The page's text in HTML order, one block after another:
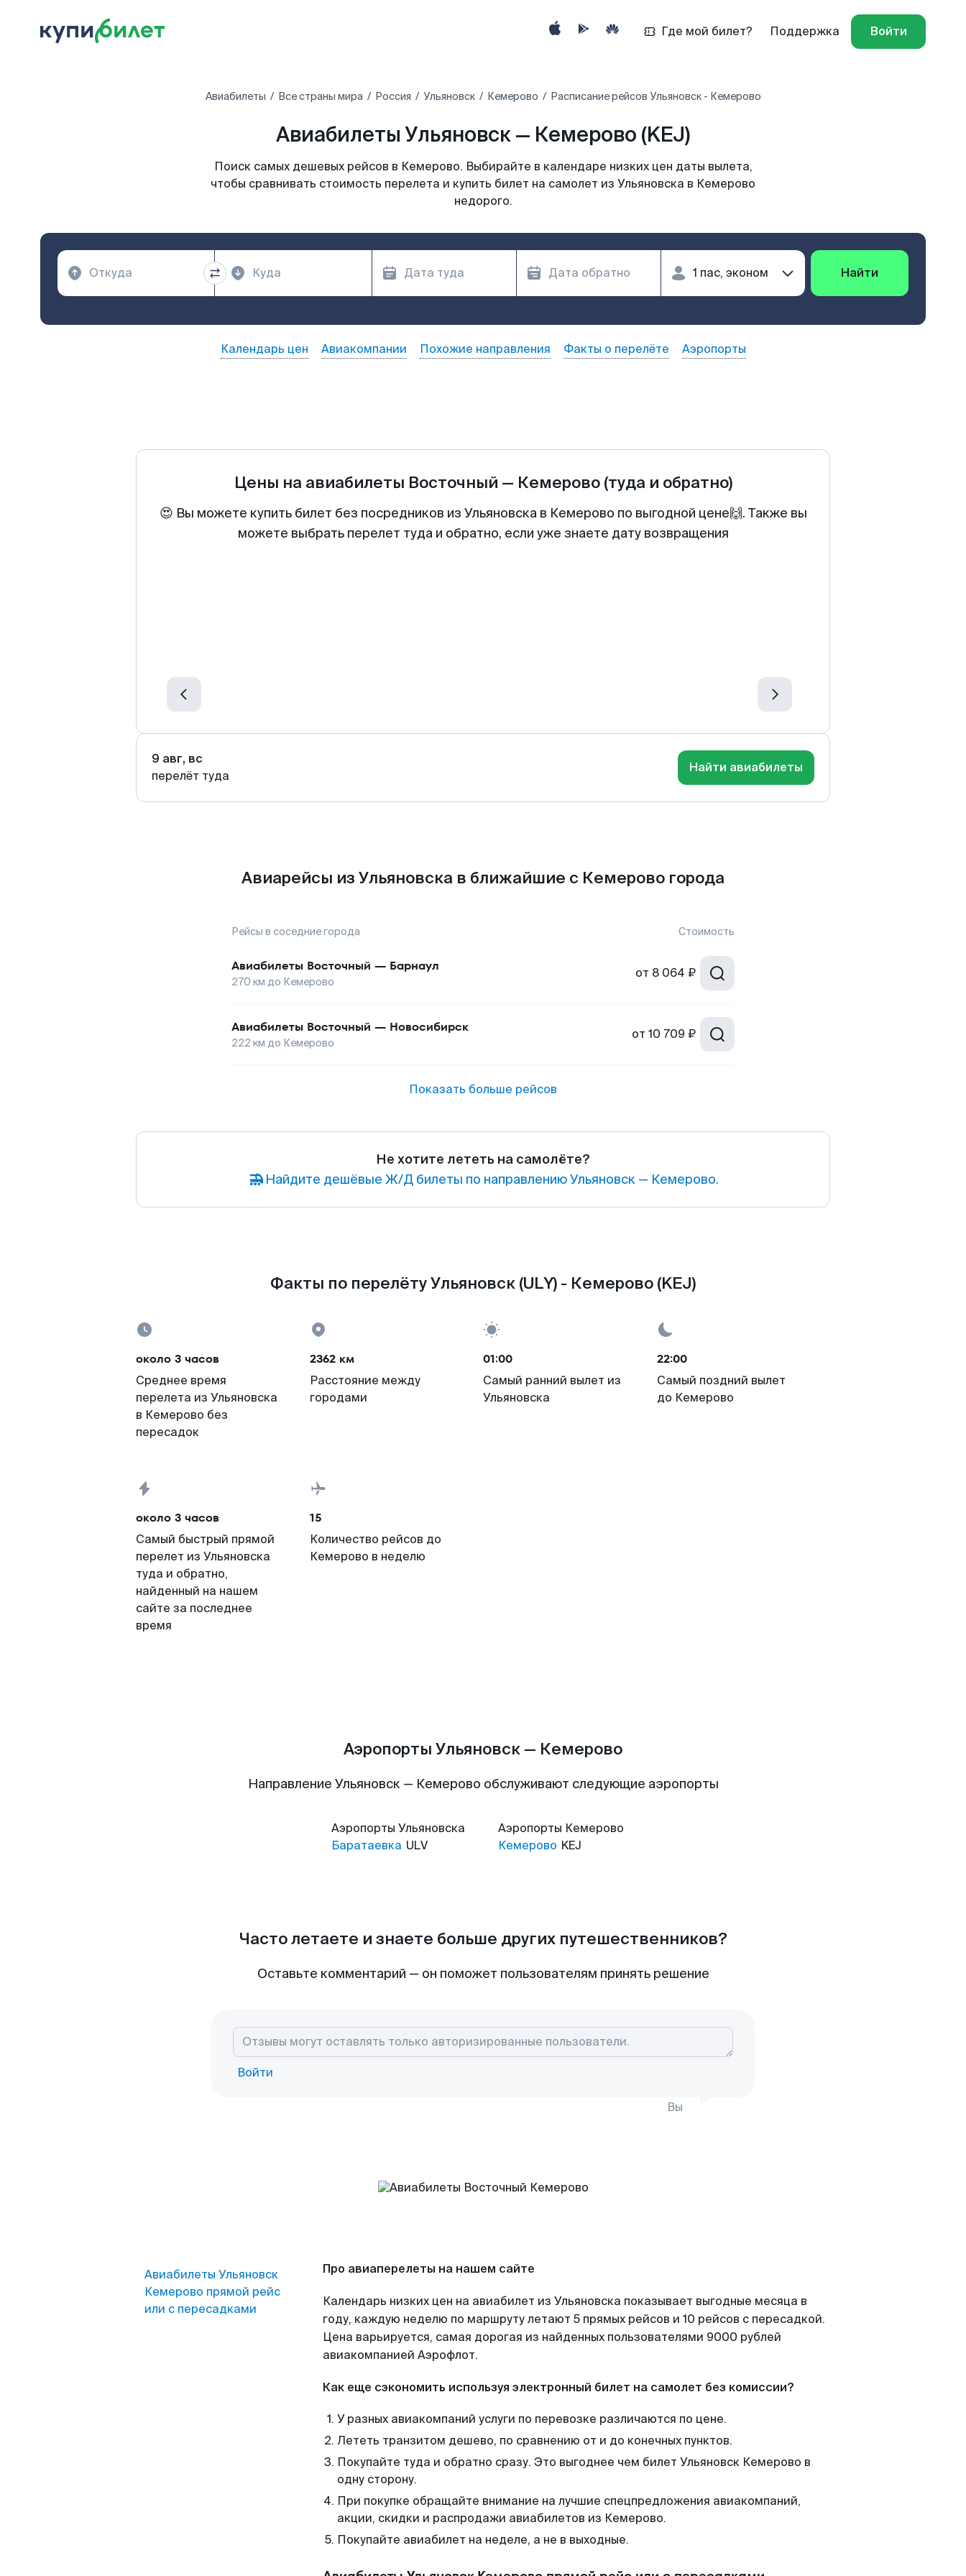
Где мой билет? Поддержка Войти
Авиабилеты Все страны мира Россия Ульяновск Кемерово Расписание рейсов Ульяновск - Кемерово
Авиабилеты Ульяновск — Кемерово (KEJ)
Поиск самых дешевых рейсов в Кемерово. Выбирайте в календаре низких цен даты вылета,
чтобы сравнивать стоимость перелета и купить билет на самолет из Ульяновска в Кемерово
недорого.
Найти
Календарь цен Авиакомпании Похожие направления Факты о перелёте Аэропорты
Цены на авиабилеты Восточный — Кемерово (туда и обратно)
😍 Вы можете купить билет без посредников из Ульяновска в Кемерово по выгодной цене🙌. Также вы
можете выбрать перелет туда и обратно, если уже знаете дату возвращения
9 авг, вс
перелёт туда
Найти авиабилеты
Авиарейсы из Ульяновска в ближайшие с Кемерово города
Рейсы в соседние города Стоимость
Авиабилеты Восточный — Барнаул
270 км до Кемерово
от 8 064 ₽
Авиабилеты Восточный — Новосибирск
222 км до Кемерово
от 10 709 ₽
Показать больше рейсов
Не хотите лететь на самолёте?
Найдите дешёвые Ж/Д билеты по направлению Ульяновск — Кемерово.
Факты по перелёту Ульяновск (ULY) - Кемерово (KEJ)
около 3 часов
Среднее время
перелета из Ульяновска
в Кемерово без
пересадок
2362 км
Расстояние между
городами
01:00
Самый ранний вылет из
Ульяновска
22:00
Самый поздний вылет
до Кемерово
около 3 часов
Самый быстрый прямой
перелет из Ульяновска
туда и обратно,
найденный на нашем
сайте за последнее
время
15
Количество рейсов до
Кемерово в неделю
Аэропорты Ульяновск — Кемерово
Направление Ульяновск — Кемерово обслуживают следующие аэропорты
Аэропорты Ульяновска
Баратаевка ULV
Аэропорты Кемерово
Кемерово KEJ
Часто летаете и знаете больше других путешественников?
Оставьте комментарий — он поможет пользователям принять решение
Войти
Вы
Авиабилеты Ульяновск
Кемерово прямой рейс
или с пересадками
Про авиаперелеты на нашем сайте
Календарь низких цен на авиабилет из Ульяновска показывает выгодные месяца в
году, каждую неделю по маршруту летают 5 прямых рейсов и 10 рейсов с пересадкой.
Цена варьируется, самая дорогая из найденных пользователями 9000 рублей
авиакомпанией Аэрофлот.
Как еще сэкономить используя электронный билет на самолет без комиссии?
У разных авиакомпаний услуги по перевозке различаются по цене.
Лететь транзитом дешево, по сравнению от и до конечных пунктов.
Покупайте туда и обратно сразу. Это выгоднее чем билет Ульяновск Кемерово в
одну сторону.
При покупке обращайте внимание на лучшие спецпредложения авиакомпаний,
акции, скидки и распродажи авиабилетов из Кемерово.
Покупайте авиабилет на неделе, а не в выходные.